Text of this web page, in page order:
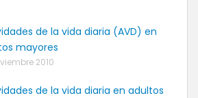
de la vida diaria (AVD) en
mayores
2010
de la vida diaria en adultos